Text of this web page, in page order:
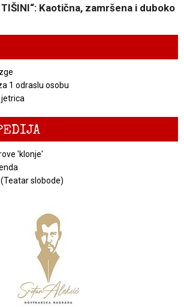
TIŠINI“: Kaotična, zamršena i duboko
1 odraslu osobu
jetrica
'klonje'
slobode)